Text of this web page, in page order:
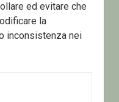
ed evitare che
la
inconsistenza nei